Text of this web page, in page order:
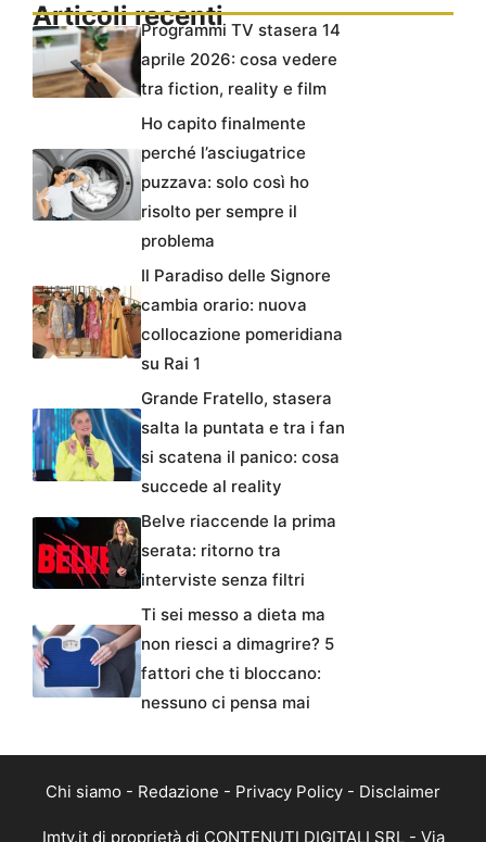
Articoli recentiProgrammi TV stasera 14
aprile 2026: cosa vedere
tra fiction, reality e film
Ho capito finalmente
perché l’asciugatrice
puzzava: solo così ho
risolto per sempre il
problema
Il Paradiso delle Signore
cambia orario: nuova
collocazione pomeridiana
su Rai 1
Grande Fratello, stasera
salta la puntata e tra i fan
si scatena il panico: cosa
succede al reality
Belve riaccende la prima
serata: ritorno tra
interviste senza filtri
Ti sei messo a dieta ma
non riesci a dimagrire? 5
fattori che ti bloccano:
nessuno ci pensa mai
Chi siamo - Redazione - Privacy Policy - Disclaimer
Imtv.it di proprietà di CONTENUTI DIGITALI SRL - Via